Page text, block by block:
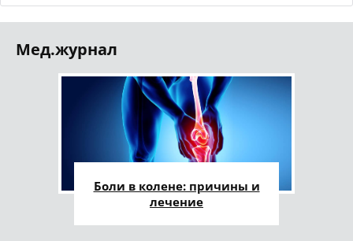
Мед.журнал
Боли в колене: причины и
лечение